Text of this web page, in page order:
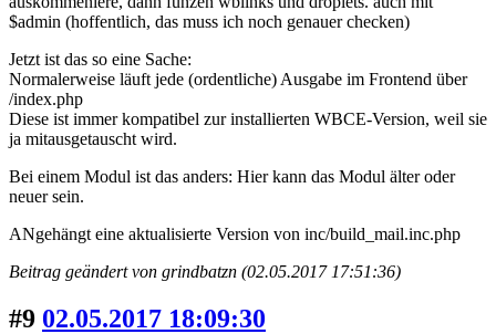
$admin (hoffentlich, das muss ich noch genauer checken)
Jetzt ist das so eine Sache:
Normalerweise läuft jede (ordentliche) Ausgabe im Frontend über
/index.php
Diese ist immer kompatibel zur installierten WBCE-Version, weil sie
ja mitausgetauscht wird.
Bei einem Modul ist das anders: Hier kann das Modul älter oder
neuer sein.
ANgehängt eine aktualisierte Version von inc/build_mail.inc.php
Beitrag geändert von grindbatzn (02.05.2017 17:51:36)
#9 02.05.2017 18:09:30